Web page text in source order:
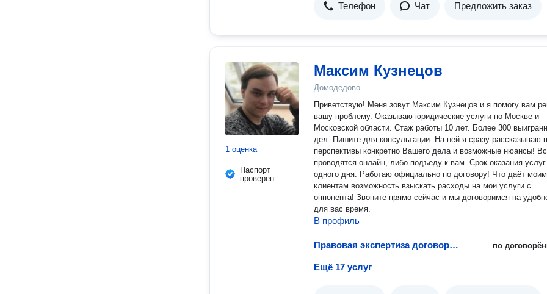
Телефон Чат Предложить заказ
1 оценка
Паспорт
проверен
Максим Кузнецов
Домодедово
Приветствую! Меня зовут Максим Кузнецов и я помогу вам
вашу проблему. Оказываю юридические услуги по Москве и
Московской области. Стаж работы 10 лет. Более 300
дел. Пишите для консультации. На ней я сразу рассказываю про
перспективы конкретно Вашего дела и возможные нюансы! Встречи
проводятся онлайн, либо подъеду к вам. Срок оказания услуг
одного дня. Работаю официально по договору! Что даёт моим
клиентам возможность взыскать расходы на мои услуги с
оппонента! Звоните прямо сейчас и мы договоримся на удобное
для вас время.
В профиль
Правовая экспертиза договора поставки по
Ещё 17 услуг